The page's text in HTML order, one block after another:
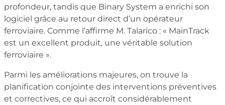
profondeur, tandis que Binary System a enrichi son
logiciel grâce au retour direct d’un opérateur
ferroviaire. Comme l’affirme M. Talarico : « MainTrack
est un excellent produit, une véritable solution
ferroviaire ».
Parmi les améliorations majeures, on trouve la
planification conjointe des interventions préventives
et correctives, ce qui accroît considérablement